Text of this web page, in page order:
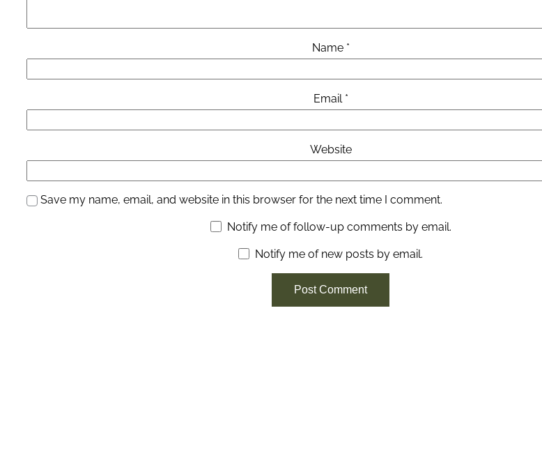
Name *
Email *
Website
Save my name, email, and website in this browser for the next time I comment.
Notify me of follow-up comments by email.
Notify me of new posts by email.